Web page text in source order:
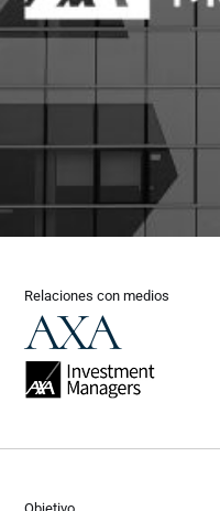
Relaciones con medios
AXA